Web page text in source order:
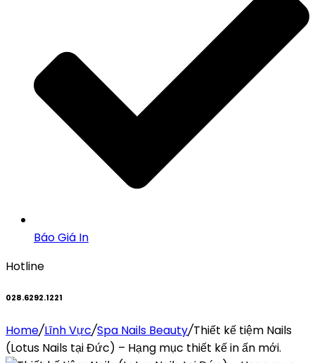
Báo Giá In
Hotline
028.6292.1221
Home/Lĩnh Vực/Spa Nails Beauty/Thiết kế tiệm Nails
(Lotus Nails tại Đức) – Hạng mục thiết kế in ấn mới.